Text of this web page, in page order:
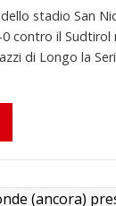
stadio San
contro il Sudtirol
di Longo la